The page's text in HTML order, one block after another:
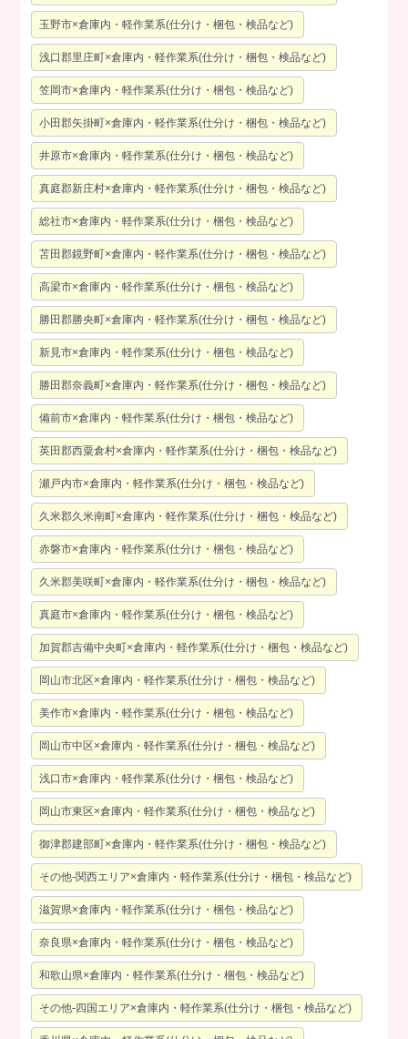
玉野市×倉庫内・軽作業系(仕分け・梱包・検品など)
浅口郡里庄町×倉庫内・軽作業系(仕分け・梱包・検品など)
笠岡市×倉庫内・軽作業系(仕分け・梱包・検品など)
小田郡矢掛町×倉庫内・軽作業系(仕分け・梱包・検品など)
井原市×倉庫内・軽作業系(仕分け・梱包・検品など)
真庭郡新庄村×倉庫内・軽作業系(仕分け・梱包・検品など)
総社市×倉庫内・軽作業系(仕分け・梱包・検品など)
苫田郡鏡野町×倉庫内・軽作業系(仕分け・梱包・検品など)
高梁市×倉庫内・軽作業系(仕分け・梱包・検品など)
勝田郡勝央町×倉庫内・軽作業系(仕分け・梱包・検品など)
新見市×倉庫内・軽作業系(仕分け・梱包・検品など)
勝田郡奈義町×倉庫内・軽作業系(仕分け・梱包・検品など)
備前市×倉庫内・軽作業系(仕分け・梱包・検品など)
英田郡西粟倉村×倉庫内・軽作業系(仕分け・梱包・検品など)
瀬戸内市×倉庫内・軽作業系(仕分け・梱包・検品など)
久米郡久米南町×倉庫内・軽作業系(仕分け・梱包・検品など)
赤磐市×倉庫内・軽作業系(仕分け・梱包・検品など)
久米郡美咲町×倉庫内・軽作業系(仕分け・梱包・検品など)
真庭市×倉庫内・軽作業系(仕分け・梱包・検品など)
加賀郡吉備中央町×倉庫内・軽作業系(仕分け・梱包・検品など)
岡山市北区×倉庫内・軽作業系(仕分け・梱包・検品など)
美作市×倉庫内・軽作業系(仕分け・梱包・検品など)
岡山市中区×倉庫内・軽作業系(仕分け・梱包・検品など)
浅口市×倉庫内・軽作業系(仕分け・梱包・検品など)
岡山市東区×倉庫内・軽作業系(仕分け・梱包・検品など)
御津郡建部町×倉庫内・軽作業系(仕分け・梱包・検品など)
その他-関西エリア×倉庫内・軽作業系(仕分け・梱包・検品など)
滋賀県×倉庫内・軽作業系(仕分け・梱包・検品など)
奈良県×倉庫内・軽作業系(仕分け・梱包・検品など)
和歌山県×倉庫内・軽作業系(仕分け・梱包・検品など)
その他-四国エリア×倉庫内・軽作業系(仕分け・梱包・検品など)